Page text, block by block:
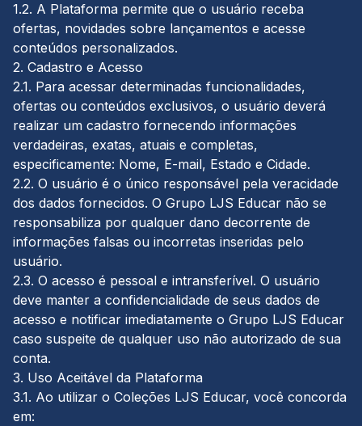
1.2. A Plataforma permite que o usuário receba
ofertas, novidades sobre lançamentos e acesse
conteúdos personalizados.
2. Cadastro e Acesso
2.1. Para acessar determinadas funcionalidades,
ofertas ou conteúdos exclusivos, o usuário deverá
realizar um cadastro fornecendo informações
verdadeiras, exatas, atuais e completas,
especificamente: Nome, E-mail, Estado e Cidade.
2.2. O usuário é o único responsável pela veracidade
dos dados fornecidos. O Grupo LJS Educar não se
responsabiliza por qualquer dano decorrente de
informações falsas ou incorretas inseridas pelo
usuário.
2.3. O acesso é pessoal e intransferível. O usuário
deve manter a confidencialidade de seus dados de
acesso e notificar imediatamente o Grupo LJS Educar
caso suspeite de qualquer uso não autorizado de sua
conta.
3. Uso Aceitável da Plataforma
3.1. Ao utilizar o Coleções LJS Educar, você concorda
em: